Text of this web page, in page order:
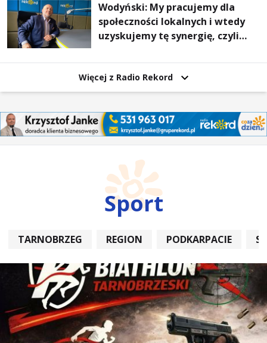
Wodyński: My pracujemy dla
społeczności lokalnych i wtedy
uzyskujemy tę synergię, czyli
Więcej z Radio Rekord
Sport
TARNOBRZEG REGION PODKARPACIE